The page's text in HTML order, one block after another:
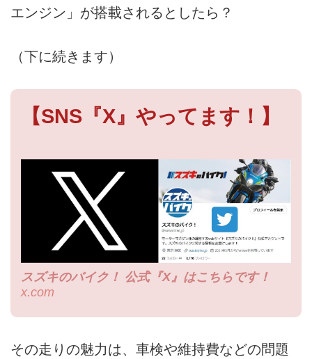
エンジン」が搭載されるとしたら？
（下に続きます）
【SNS『X』やってます！】
スズキのバイク！ 公式『X』はこちらです！
x.com
その走りの魅力は、車検や維持費などの問題